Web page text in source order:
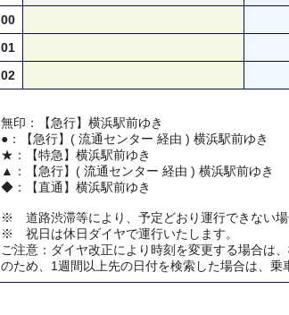
00
01
02
無印：【急行】横浜駅前ゆき
●：【急行】( 流通センター 経由 ) 横浜駅前ゆき
★：【特急】横浜駅前ゆき
▲：【急行】( 流通センター 経由 ) 横浜駅前ゆき
◆：【直通】横浜駅前ゆき
※ 道路渋滞等により、予定どおり運行できない場
※ 祝日は休日ダイヤで運行いたします。
ご注意：ダイヤ改正により時刻を変更する場合は
のため、1週間以上先の日付を検索した場合は、乗